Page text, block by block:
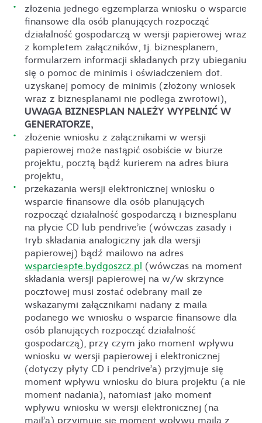
złożenia jednego egzemplarza wniosku o wsparcie
finansowe dla osób planujących rozpocząć
działalność gospodarczą w wersji papierowej wraz
z kompletem załączników, tj. biznesplanem,
formularzem informacji składanych przy ubieganiu
się o pomocde minimis i oświadczeniem dot.
uzyskanej pomocyde minimis (złożony wniosek
wraz z biznesplanami nie podlega zwrotowi),
UWAGA BIZNESPLAN NALEŻY WYPEŁNIĆ W
GENERATORZE,
złożenie wniosku z załącznikami w wersji
papierowej może nastąpić osobiście w biurze
projektu, pocztą bądź kurierem na adres biura
projektu,
przekazania wersji elektronicznej wniosku o
wsparcie finansowe dla osób planujących
rozpocząć działalność gospodarczą i biznesplanu
na płycie CD lub pendrive’ie (wówczas zasady i
tryb składania analogiczny jak dla wersji
papierowej) bądź mailowo na adres
wsparcie@pte.bydgoszcz.pl (wówczas na moment
składania wersji papierowej na w/w skrzynce
pocztowej musi zostać odebrany mail ze
wskazanymi załącznikami nadany z maila
podanego we wniosku o wsparcie finansowe dla
osób planujących rozpocząć działalność
gospodarczą), przy czym jako moment wpływu
wniosku w wersji papierowej i elektronicznej
(dotyczy płyty CD i pendrive’a) przyjmuje się
moment wpływu wniosku do biura projektu (a nie
moment nadania), natomiast jako moment
wpływu wniosku w wersji elektronicznej (na
mail’a) przyjmuje się moment wpływu maila z